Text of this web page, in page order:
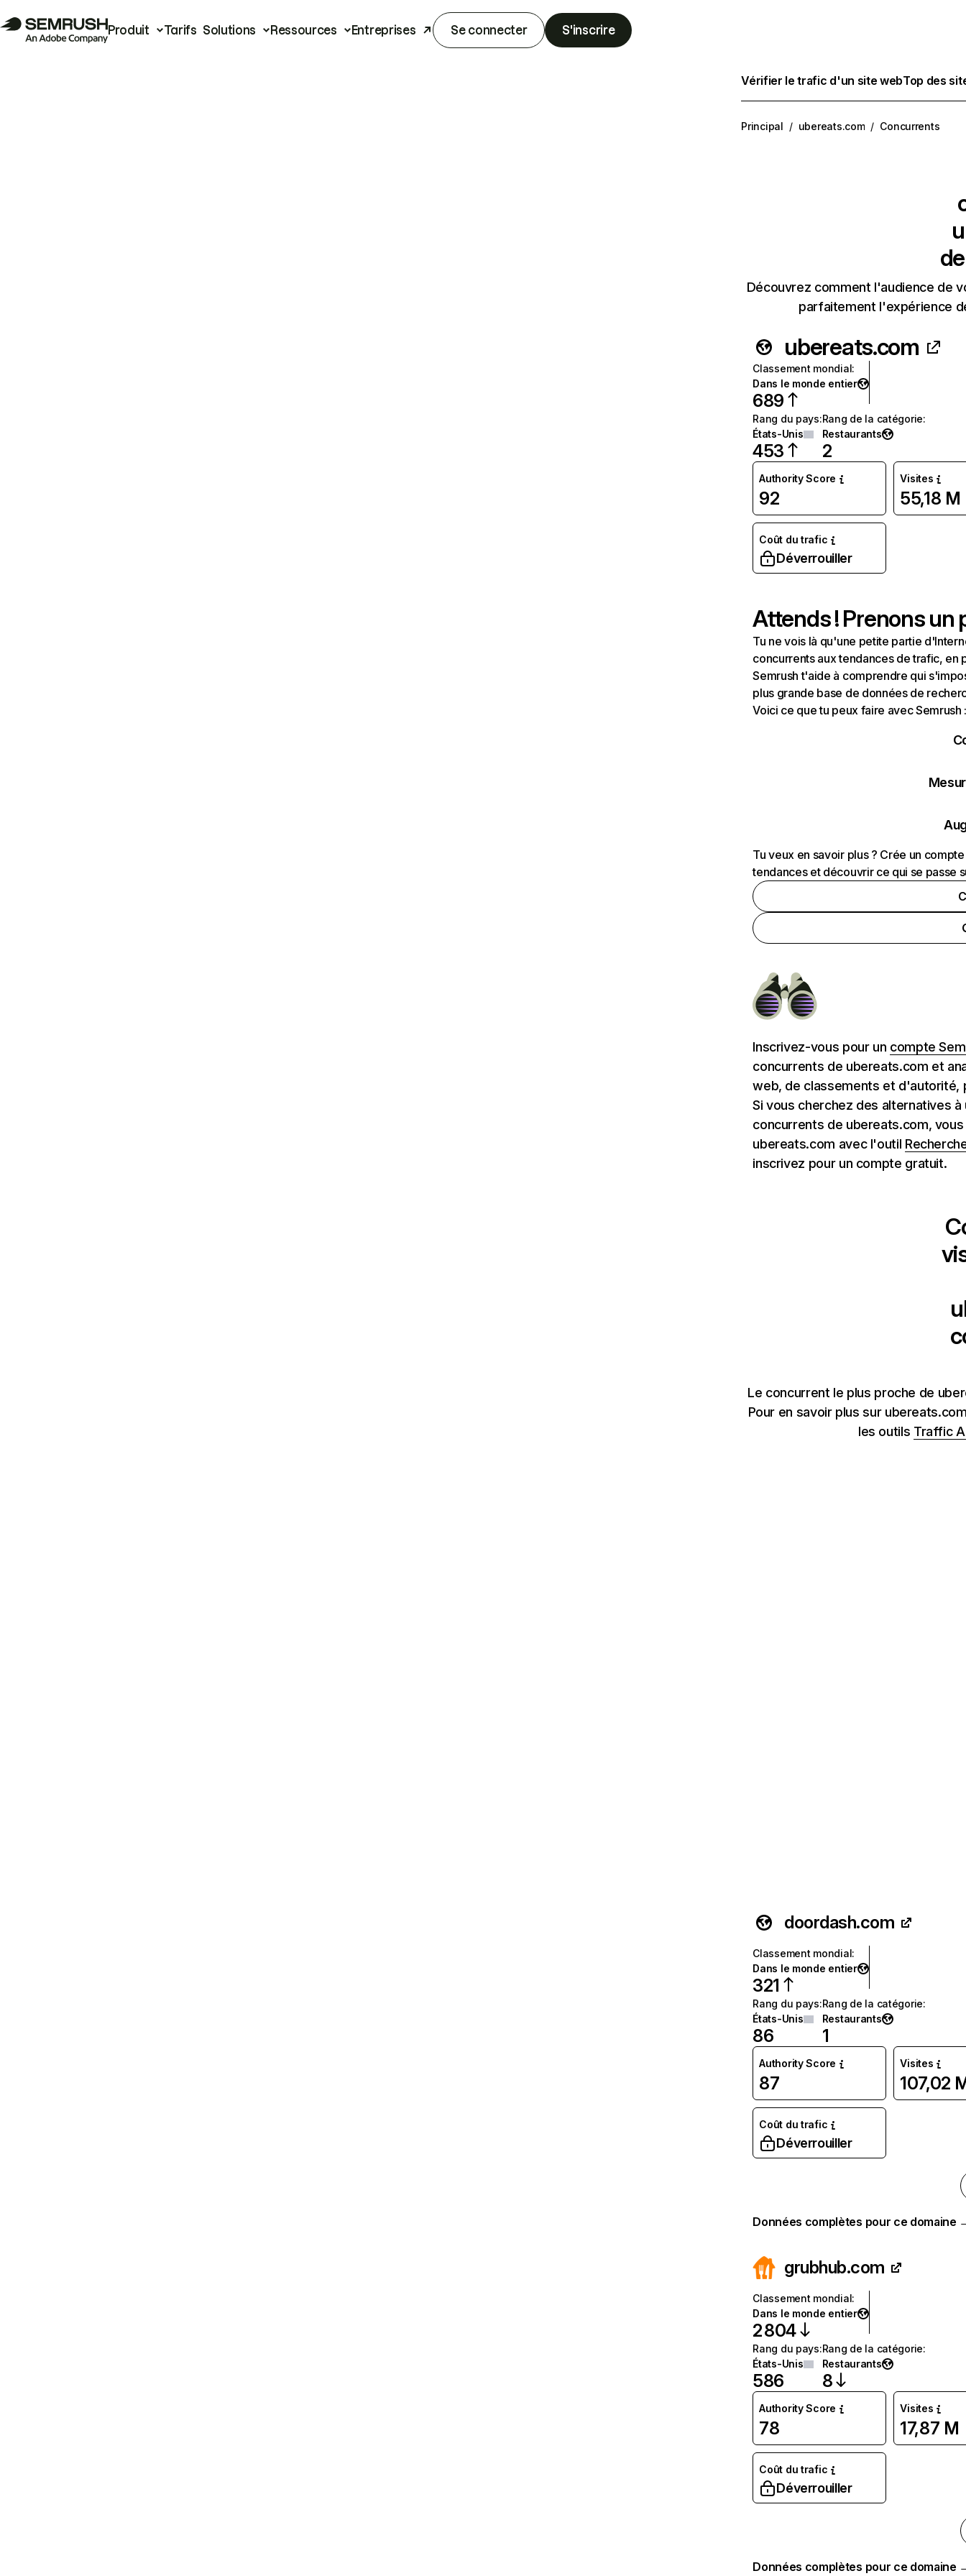
Produit Tarifs Solutions Ressources Entreprises Se connecter S'inscrire
Vérifier le trafic d'un site webTop des
Principal / ubereats.com / Concurrents
Découvrez comment l'audience de
parfaitement l'expérience
ubereats.com
Classement mondial:
Dans le monde entier
689
Rang du pays:
États-Unis
453
Rang de la catégorie:
Restaurants
2
Authority Score
92
Visites
55,18 M
Coût du trafic
Déverrouiller
Attends ! Prenons un
Tu ne vois là qu'une petite partie
concurrents aux tendances de trafic, en
Semrush t'aide à comprendre qui
plus grande base de données de
Voici ce que tu peux faire avec Semrush
Tu veux en savoir plus ? Crée un
tendances et découvrir ce qui se passe
Inscrivez-vous pour un compte
concurrents de ubereats.com et
web, de classements et d'autorité,
Si vous cherchez des alternatives
concurrents de ubereats.com,
ubereats.com avec l'outil
inscrivez pour un compte gratuit.
Le concurrent le plus proche de
Pour en savoir plus sur
les outils Traffic
doordash.com
Classement mondial:
Dans le monde entier
321
Rang du pays:
États-Unis
86
Rang de la catégorie:
Restaurants
1
Authority Score
87
Visites
107,02
Coût du trafic
Déverrouiller
Données complètes pour ce domaine
grubhub.com
Classement mondial:
Dans le monde entier
2 804
Rang du pays:
États-Unis
586
Rang de la catégorie:
Restaurants
8
Authority Score
78
Visites
17,87 M
Coût du trafic
Déverrouiller
Données complètes pour ce domaine